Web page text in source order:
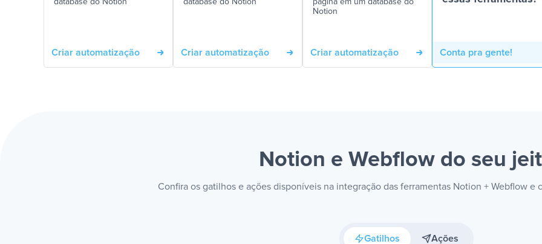
database do Notion
Criar automatização
database do Notion
Criar automatização
página em um database do
Notion
Criar automatização Conta pra gente!
Notion e Webflow do seu
Confira os gatilhos e ações disponíveis na integração das ferramentas Notion + Webflow e
Gatilhos Ações